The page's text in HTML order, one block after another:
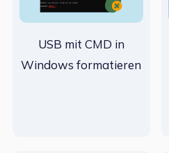
USB mit CMD in
Windows formatieren